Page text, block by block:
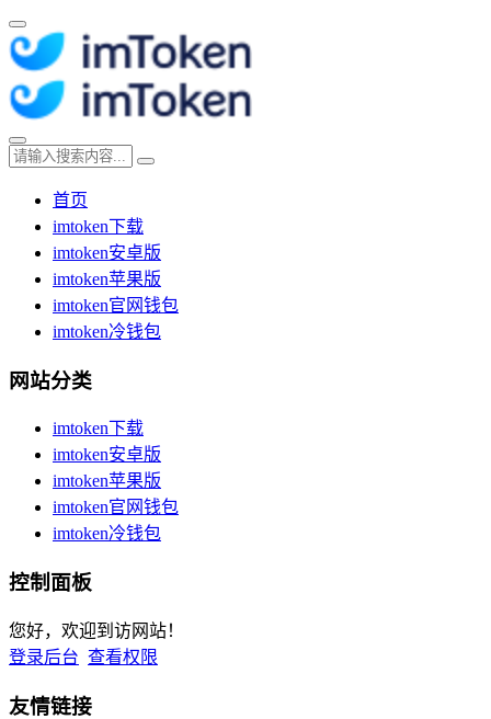
首页
imtoken下载
imtoken安卓版
imtoken苹果版
imtoken官网钱包
imtoken冷钱包
网站分类
imtoken下载
imtoken安卓版
imtoken苹果版
imtoken官网钱包
imtoken冷钱包
控制面板
您好，欢迎到访网站！
登录后台 查看权限
友情链接